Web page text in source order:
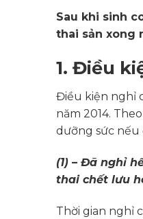
Sau khi sinh
thai sản xong
1. Điều
Điều kiện nghỉ
năm 2014.
dưỡng sức nếu
(1) – Đã nghỉ
thai chết lưu
Thời gian nghỉ